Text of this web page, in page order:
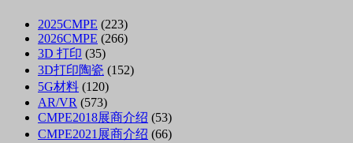
2025CMPE (223)
2026CMPE (266)
3D 打印 (35)
3D打印陶瓷 (152)
5G材料 (120)
AR/VR (573)
CMPE2018展商介绍 (53)
CMPE2021展商介绍 (66)